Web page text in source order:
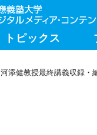
トピックス
河添健教授最終講義収録・